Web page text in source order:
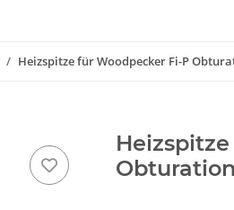
Heizspitze für Woodpecker Fi-P